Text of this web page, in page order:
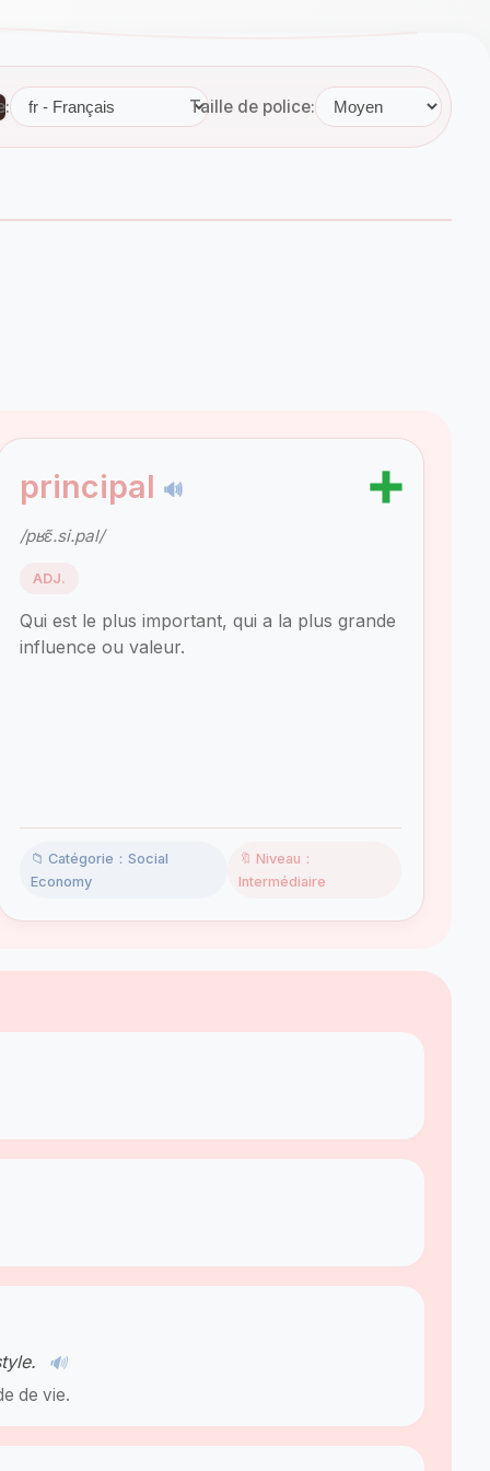
Taille de police:
principal 🔊 ➕
/pʁɛ̃.si.pal/
ADJ.
Qui est le plus important, qui a la plus grande
influence ou valeur.
📁 Catégorie：Social
Economy
🔖 Niveau：
Intermédiaire
🔊
de vie.